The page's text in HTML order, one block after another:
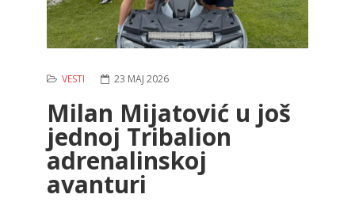
VESTI 23 MAJ 2026
Milan Mijatović u još
jednoj Tribalion
adrenalinskoj
avanturi